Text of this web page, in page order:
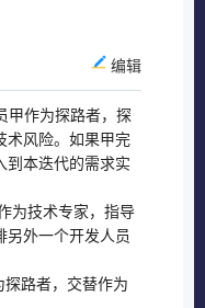
编辑
甲作为探路者，探
术风险。如果甲完
到本迭代的需求实
为技术专家，指导
外一个开发人员
路者，交替作为